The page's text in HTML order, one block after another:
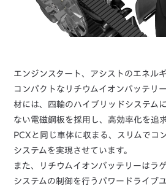
エンジンスタート、アシストのエネル
コンパクトなリチウムイオンバッテリ
材には、四輪のハイブリッドシステム
ない電磁鋼板を採用し、高効率化を追
PCXと同じ車体に収まる、スリムでコ
システムを実現させています。
また、リチウムイオンバッテリーはラ
システムの制御を行うパワードライブ